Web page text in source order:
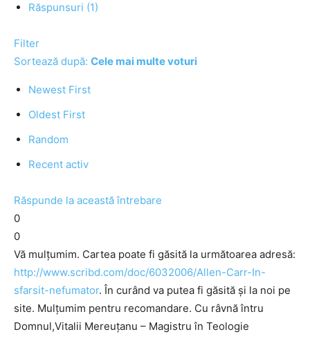
Răspunsuri (1)
Filter
Sortează după: Cele mai multe voturi
Newest First
Oldest First
Random
Recent activ
Răspunde la această întrebare
0
0
Vă mulțumim. Cartea poate fi găsită la următoarea adresă:
http://www.scribd.com/doc/6032006/Allen-Carr-In-
sfarsit-nefumator. În curând va putea fi găsită și la noi pe
site. Mulțumim pentru recomandare. Cu râvnă întru
Domnul,Vitalii Mereuţanu – Magistru în Teologie